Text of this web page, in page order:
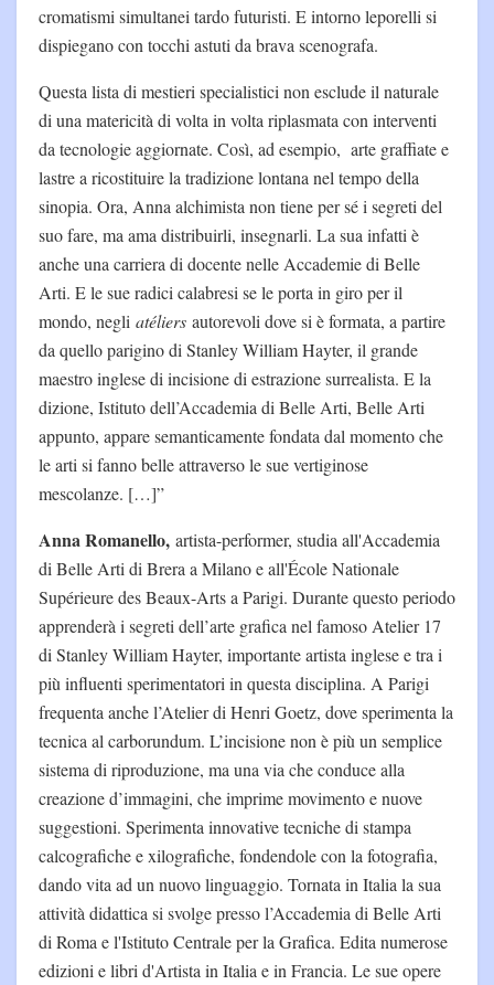
cromatismi simultanei tardo futuristi. E intorno leporelli si
dispiegano con tocchi astuti da brava scenografa.
Questa lista di mestieri specialistici non esclude il naturale
di una matericità di volta in volta riplasmata con interventi
da tecnologie aggiornate. Così, ad esempio, arte graffiate e
lastre a ricostituire la tradizione lontana nel tempo della
sinopia. Ora, Anna alchimista non tiene per sé i segreti del
suo fare, ma ama distribuirli, insegnarli. La sua infatti è
anche una carriera di docente nelle Accademie di Belle
Arti. E le sue radici calabresi se le porta in giro per il
mondo, negli atéliers autorevoli dove si è formata, a partire
da quello parigino di Stanley William Hayter, il grande
maestro inglese di incisione di estrazione surrealista. E la
dizione, Istituto dell’Accademia di Belle Arti, Belle Arti
appunto, appare semanticamente fondata dal momento che
le arti si fanno belle attraverso le sue vertiginose
mescolanze. […]”
Anna Romanello, artista-performer, studia all'Accademia
di Belle Arti di Brera a Milano e all'École Nationale
Supérieure des Beaux-Arts a Parigi. Durante questo periodo
apprenderà i segreti dell’arte grafica nel famoso Atelier 17
di Stanley William Hayter, importante artista inglese e tra i
più influenti sperimentatori in questa disciplina. A Parigi
frequenta anche l’Atelier di Henri Goetz, dove sperimenta la
tecnica al carborundum. L’incisione non è più un semplice
sistema di riproduzione, ma una via che conduce alla
creazione d’immagini, che imprime movimento e nuove
suggestioni. Sperimenta innovative tecniche di stampa
calcografiche e xilografiche, fondendole con la fotografia,
dando vita ad un nuovo linguaggio. Tornata in Italia la sua
attività didattica si svolge presso l’Accademia di Belle Arti
di Roma e l'Istituto Centrale per la Grafica. Edita numerose
edizioni e libri d'Artista in Italia e in Francia. Le sue opere